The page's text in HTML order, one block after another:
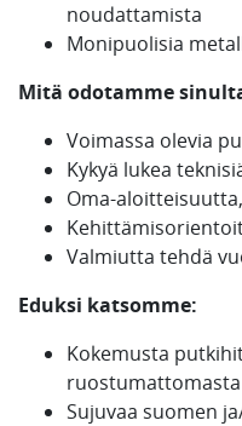
noudattamista
Monipuolisia
Mitä odotamme
Voimassa olevia
Kykyä lukea
Oma-
Valmiutta tehdä
Eduksi katsomme:
Kokemusta
Sujuvaa suomen